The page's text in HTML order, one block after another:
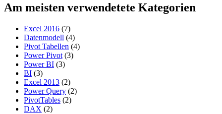
Am meisten verwendetete Kategorien
Excel 2016 (7)
Datenmodell (4)
Pivot Tabellen (4)
Power Pivot (3)
Power BI (3)
BI (3)
Excel 2013 (2)
Power Query (2)
PivotTables (2)
DAX (2)